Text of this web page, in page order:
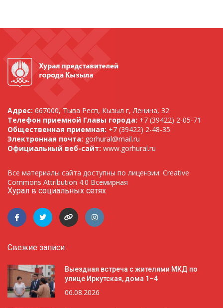
Адрес: 667000, Тыва Респ, Кызыл г, Ленина, 32
Телефон приемной Главы города: +7 (39422) 2-05-71
Общественная приемная: +7 (39422) 2-48-35
Электронная почта: gorhural@mail.ru
Официальный веб-сайт: www.gorhural.ru
Все материалы сайта доступны по лицензии: Creative
Commons Attribution 4.0 Всемирная
Хурал в социальных сетях
Свежие записи
Выездная встреча с жителями МКД по
улице Иркутская, дома 1–4
06.08.2026